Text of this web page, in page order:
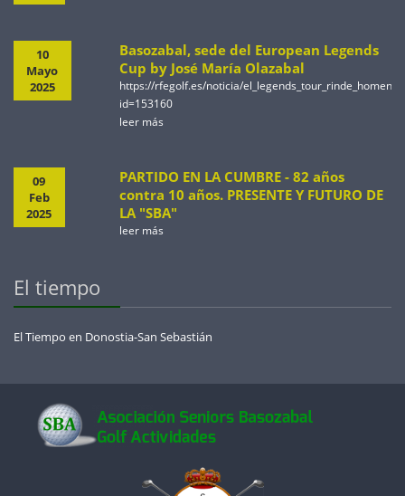
10
Mayo
2025
Basozabal, sede del European Legends
Cup by José María Olazabal
https://rfegolf.es/noticia/
id=153160
leer más
09
Feb
2025
PARTIDO EN LA CUMBRE - 82 años
contra 10 años. PRESENTE Y FUTURO DE
LA "SBA"
leer más
El tiempo
El Tiempo en Donostia-San Sebastián